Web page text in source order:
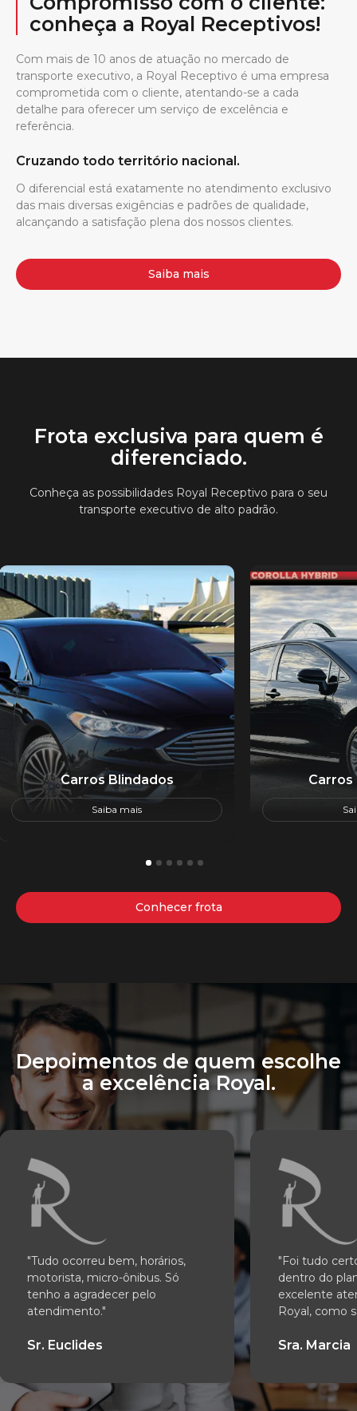
conheça a Royal Receptivos!
Com mais de 10 anos de atuação no mercado de
transporte executivo, a Royal Receptivo é uma empresa
comprometida com o cliente, atentando-se a cada
detalhe para oferecer um serviço de excelência e
referência.
Cruzando todo território nacional.
O diferencial está exatamente no atendimento exclusivo
das mais diversas exigências e padrões de qualidade,
alcançando a satisfação plena dos nossos clientes.
Saiba mais
Frota exclusiva para quem é
diferenciado.
Conheça as possibilidades Royal Receptivo para o seu
transporte executivo de alto padrão.
Carros Blindados
Saiba mais
Carros
5 6
Conhecer frota
Depoimentos de quem escolhe
a excelência Royal.
"Tudo ocorreu bem, horários,
motorista, micro-ônibus. Só
tenho a agradecer pelo
atendimento."
Sr. Euclides
"Foi tudo
dentro do
excelente
Royal, como
Sra. Marcia